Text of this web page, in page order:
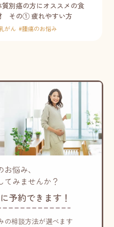
質別癌の方にオススメの食
その① 疲れやすい方
がん #腫瘍のお悩み
悩み、
てみませんか？
予約できます！
の相談方法が選べます